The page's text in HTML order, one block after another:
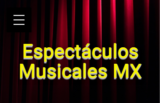
Espectáculos
Musicales MX